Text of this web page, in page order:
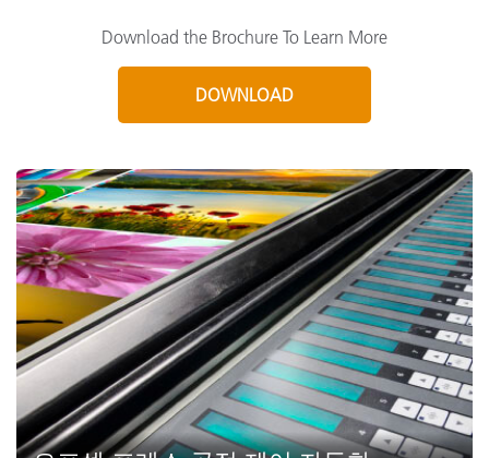
Download the Brochure To Learn More
DOWNLOAD